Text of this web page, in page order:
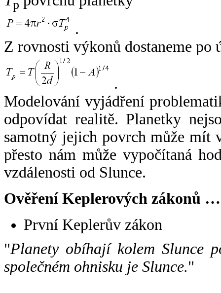
p
.
Z rovnosti výkonů dostaneme po
.
Modelování vyjádření
odpovídat realitě. Planetky
samotný jejich povrch může mít
přesto nám může vypočítaná
vzdálenosti od Slunce.
Ověření Keplerových zákonů …
První Keplerův zákon
"Planety obíhají kolem Slunce
společném ohnisku je Slunce."